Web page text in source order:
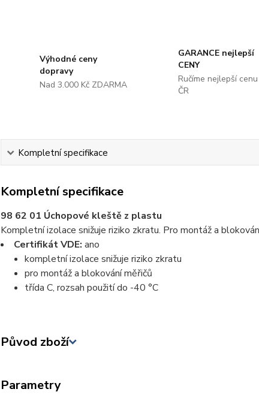
Výhodné ceny
dopravy
Nad 3.000 Kč ZDARMA
GARANCE nejlepší
CENY
Ručíme nejlepší
ČR
Kompletní specifikace
Kompletní specifikace
98 62 01 Úchopové kleště z plastu
Kompletní izolace snižuje riziko zkratu. Pro montáž a
Certifikát VDE: ano
kompletní izolace snižuje riziko zkratu
pro montáž a blokování měřičů
třída C, rozsah použití do -40 °C
Původ zboží
Parametry